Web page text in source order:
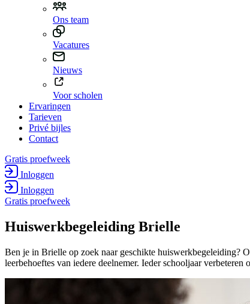
Ons team
Vacatures
Nieuws
Voor scholen
Ervaringen
Tarieven
Privé bijles
Contact
Gratis proefweek
Inloggen
Inloggen
Gratis proefweek
Huiswerk­begeleiding Brielle
Ben je in Brielle op zoek naar geschikte huiswerkbegeleiding?
leerbehoeftes van iedere deelnemer. Ieder schooljaar